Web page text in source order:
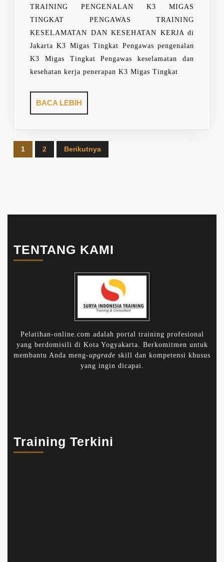
PENGAWAS
TRAINING PENGENALAN K3 MIGAS
TINGKAT PENGAWAS TRAINING
KESELAMATAN DAN KESEHATAN KERJA di
Jakarta K3 Migas Tingkat Pengawas pengenalan
K3 Migas Tingkat Pengawas keselamatan dan
kesehatan kerja penerapan K3 Migas Tingkat
BACA LEBIH
LEBIH
Paginasi
pos
1 2 Berikutnya
TENTANG KAMI
Pelatihan-online.com adalah portal training profesional
yang berdomisili di Kota Yogyakarta. Berkomitmen untuk
membantu Anda meng-upgrade skill dan kompetensi khusus
yang ingin dicapai.
Training Terkini